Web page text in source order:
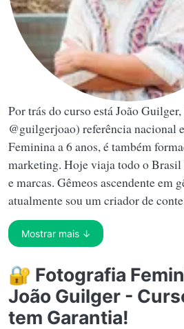
Por trás do curso está João
@guilgerjoao) referência nacional
Feminina a 6 anos, é também
marketing. Hoje viaja todo o
e marcas. Gêmeos ascendente em
atualmente sou um criador de
Mostrar mais ↓
🔐 Fotografia
João Guilger -
tem Garantia!